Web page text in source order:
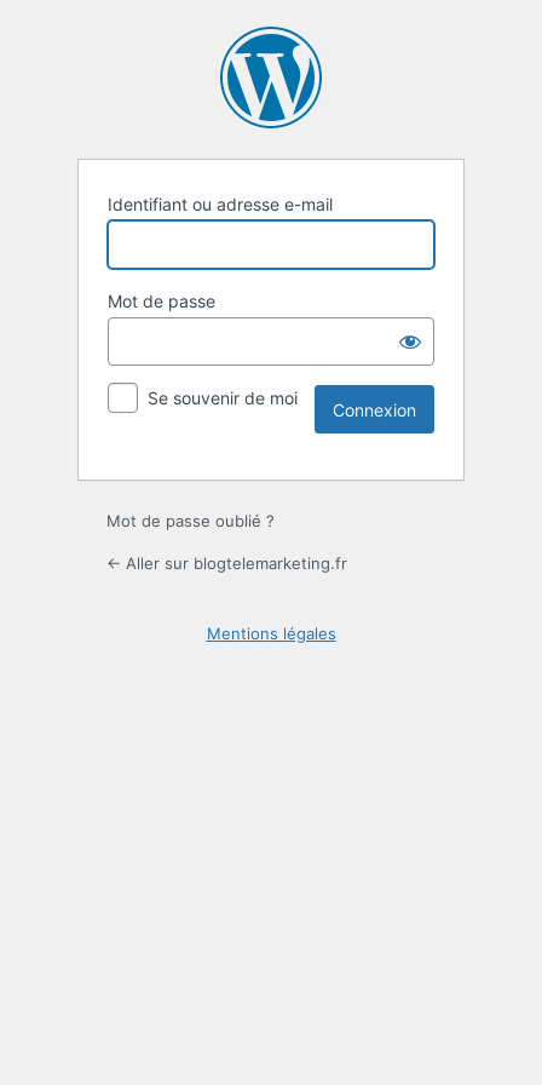
Identifiant ou adresse e-mail
Mot de passe
Se souvenir de moi
Mot de passe oublié ?
← Aller sur blogtelemarketing.fr
Mentions légales